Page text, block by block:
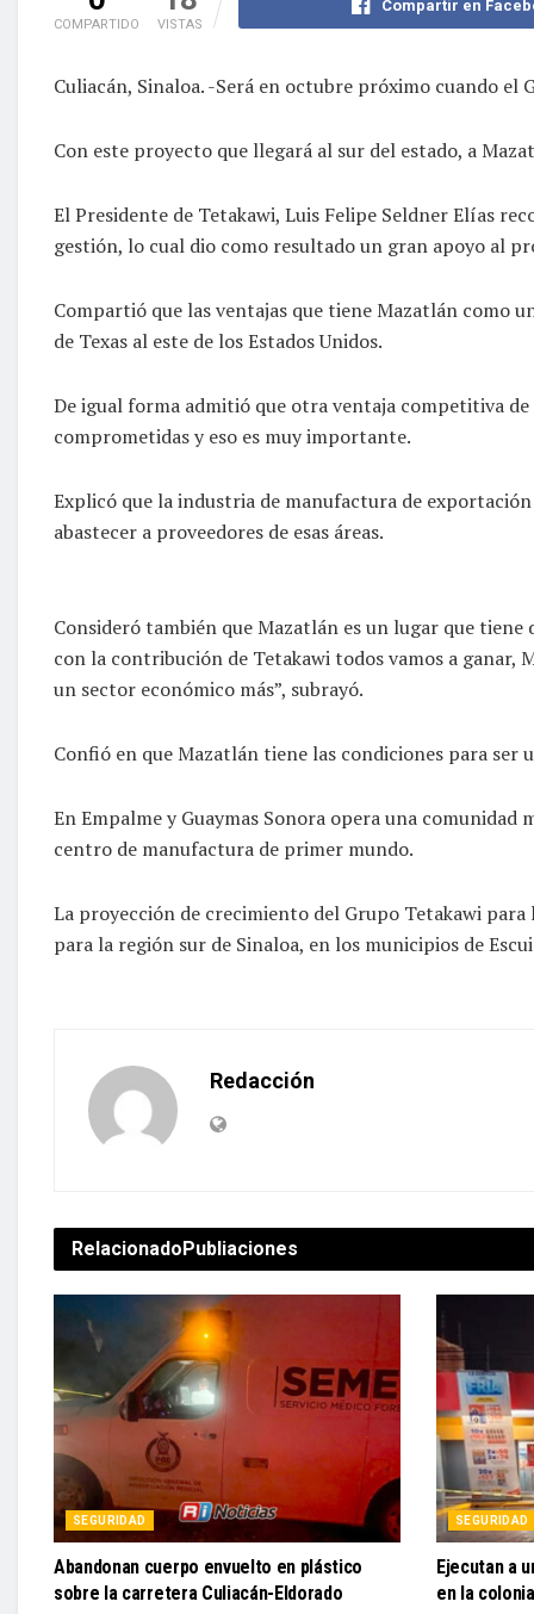
COMPARTIDO VISTAS
Compartir en
Culiacán, Sinaloa. -Será en octubre próximo cuando
Con este proyecto que llegará al sur del estado, a
El Presidente de Tetakawi, Luis Felipe Seldner Elías
gestión, lo cual dio como resultado un gran apoyo al
Compartió que las ventajas que tiene Mazatlán como
de Texas al este de los Estados Unidos.
De igual forma admitió que otra ventaja competitiva
comprometidas y eso es muy importante.
Explicó que la industria de manufactura de
abastecer a proveedores de esas áreas.
Consideró también que Mazatlán es un lugar que
con la contribución de Tetakawi todos vamos a
un sector económico más”, subrayó.
Confió en que Mazatlán tiene las condiciones para ser
En Empalme y Guaymas Sonora opera una
centro de manufactura de primer mundo.
La proyección de crecimiento del Grupo Tetakawi
para la región sur de Sinaloa, en los municipios de
Redacción
RelacionadoPubliaciones
SEGURIDAD
Abandonan cuerpo envuelto en plástico
sobre la carretera Culiacán-Eldorado
SEGURIDAD
Ejecutan a
en la